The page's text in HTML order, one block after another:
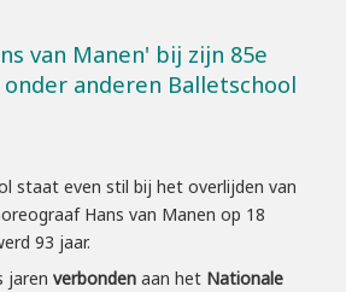
van Manen' bij zijn 85e
anderen Balletschool
staat even stil bij het overlijden van
Hans van Manen op 18
93 jaar.
jaren verbonden aan het Nationale